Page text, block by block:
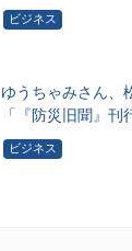
ビジネス
ゆうちゃみさん、
「『防災旧聞』
ビジネス